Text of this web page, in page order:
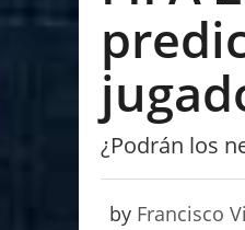
¿Podrán los
by Francisco